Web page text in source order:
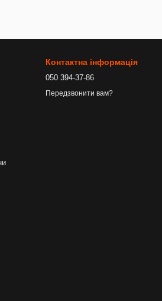
Контактна інформація
050 394-37-86
Передзвонити вам?